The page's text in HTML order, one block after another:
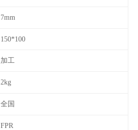
7mm
150*100
加工
2kg
全国
FPR